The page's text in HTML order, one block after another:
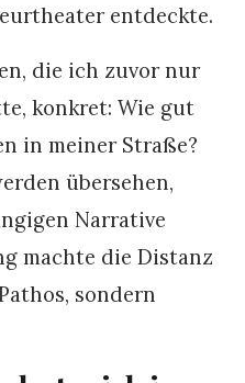
entdeckte.
die ich zuvor nur
konkret: Wie gut
in meiner Straße?
übersehen,
Narrative
machte die Distanz
sondern